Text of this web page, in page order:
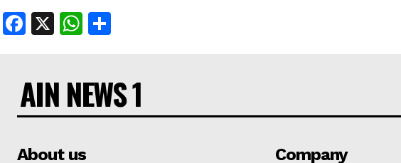
Facebook
X WhatsApp
AIN NEWS 1
About us Company